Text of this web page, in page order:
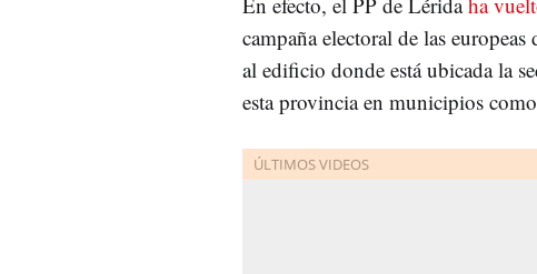
campaña electoral de las
al edificio donde está ubicada la
esta provincia en municipios